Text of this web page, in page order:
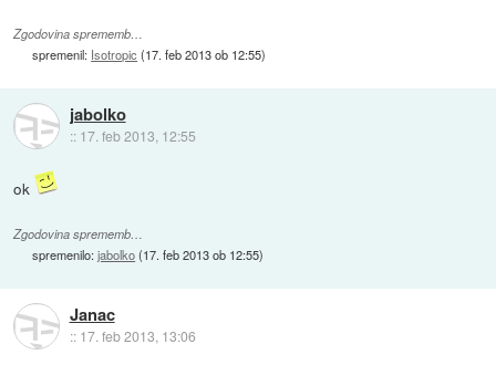
Zgodovina sprememb…
spremenil: Isotropic (17. feb 2013 ob 12:55)
jabolko
:: 17. feb 2013, 12:55
ok
Zgodovina sprememb…
spremenilo:jabolko(17. feb 2013 ob 12:55)
Janac
:: 17. feb 2013, 13:06